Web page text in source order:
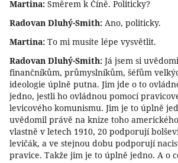
Martina: Směrem k Číně. Politicky?
Radovan Dluhý-Smith: Ano, politicky.
Martina: To mi musíte lépe vysvětlit.
Radovan Dluhý-Smith: Já jsem si
finančníkům, průmyslníkům, šéfům
ideologie úplně putna. Jim jde o to
jedno, jestli ho ovládnou pomocí
levicového komunismu. Jim je to úplně
uvědomil právě na knize toho
vlastně v letech 1910, 20 podporují
levičák, a ve stejnou dobu podporují
pravice. Takže jim je to úplně jedno. A o